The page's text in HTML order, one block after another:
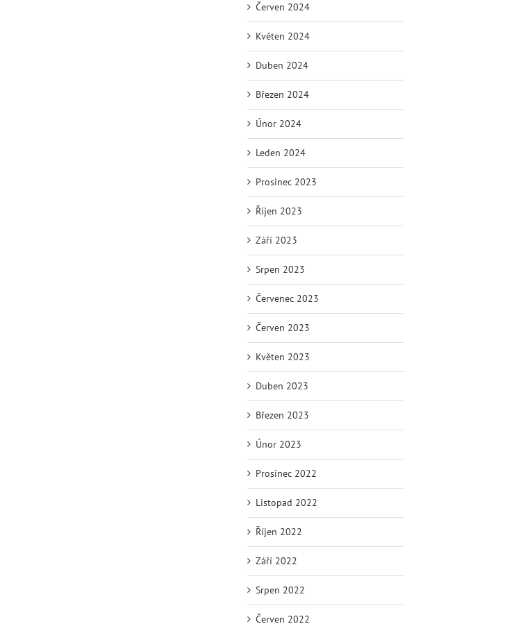
Červen 2024
Květen 2024
Duben 2024
Březen 2024
Únor 2024
Leden 2024
Prosinec 2023
Říjen 2023
Září 2023
Srpen 2023
Červenec 2023
Červen 2023
Květen 2023
Duben 2023
Březen 2023
Únor 2023
Prosinec 2022
Listopad 2022
Říjen 2022
Září 2022
Srpen 2022
Červen 2022